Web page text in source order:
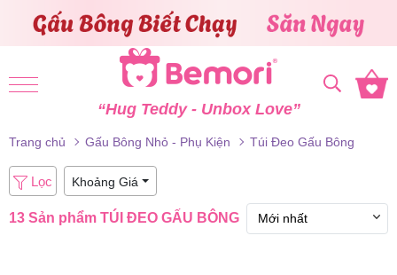
Skip to content
“Hug Teddy - Unbox Love”
Trang chủ Gấu Bông Nhỏ - Phụ Kiện Túi Đeo Gấu Bông
13 Sản phẩm TÚI ĐEO GẤU BÔNG
Lọc Khoảng Giá